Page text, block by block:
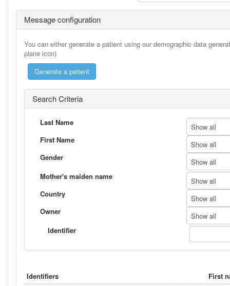
Message configuration
You can either generate a patient using our demographic data
plane icon)
Search Criteria
Last Name
Show all
First Name
Show all
Gender
Show all
Mother's maiden name
Show all
Country
Show all
Owner
Show all
Identifier
Identifiers
First